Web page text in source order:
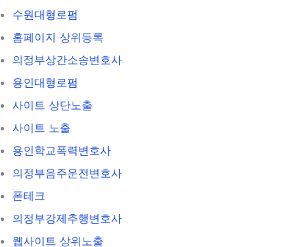
수원대형로펌
홈페이지 상위등록
의정부상간소송변호사
용인대형로펌
사이트 상단노출
사이트 노출
용인학교폭력변호사
의정부음주운전변호사
폰테크
의정부강제추행변호사
웹사이트 상위노출